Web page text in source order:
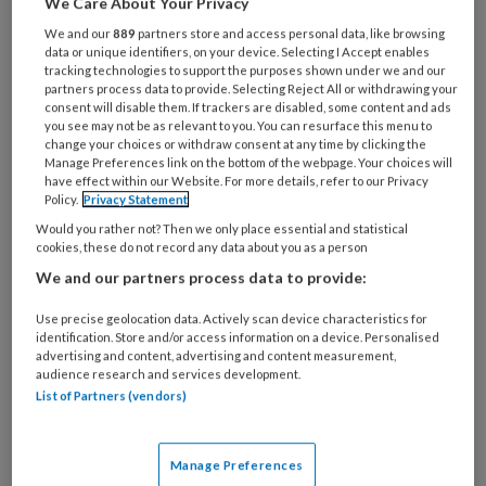
e-
mailadres?
* *
Kies
je
wachtwoord* *
Kies
je
functie *
Bij
welke
organisatie
je?
Untitled
Ontvang 2x per week de
KinderopvangTotaal nieuwsbrief
Ontvang iedere zondag het
Weekoverzicht
We and our889 partners store and access personal data, like browsing
data or unique identifiers, on your device. Selecting I Accept enables
tracking technologies to support the purposes shown under we and our
partners process data to provide. Selecting Reject All or withdrawing your
consent will disable them. If trackers are disabled, some content and ads
you see may not be as relevant to you. You can resurface this menu to
change your choices or withdraw consent at any time by clicking the
Manage Preferences link on the bottom of the webpage. Your choices will
have effect within our Website. For more details, refer to our Privacy
Policy. Privacy Statement
Would you rather not? Then we only place essential and statistical
cookies, these do not record any data about you as a person
We and our partners process data to provide:
Use precise geolocation data. Actively scan device characteristics for
identification. Store and/or access information on a device. Personalised
advertising and content, advertising and content measurement,
audience research and services development.
List of Partners (vendors)
Manage Preferences